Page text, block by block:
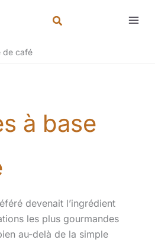
de café
à base
devenait l’ingrédient
les plus gourmandes
au-delà de la simple